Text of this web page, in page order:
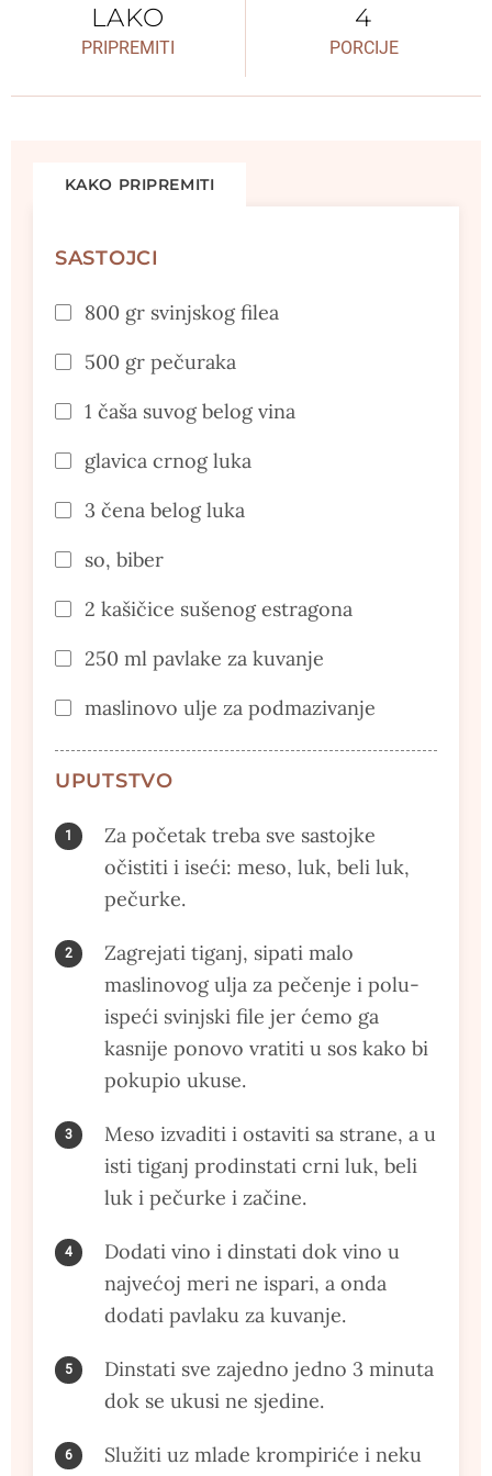
LAKO
PRIPREMITI
4
PORCIJE
KAKO PRIPREMITI
SASTOJCI
800 gr svinjskog filea
500 gr pečuraka
1 čaša suvog belog vina
glavica crnog luka
3 čena belog luka
so, biber
2 kašičice sušenog estragona
250 ml pavlake za kuvanje
maslinovo ulje za podmazivanje
UPUTSTVO
Za početak treba sve sastojke
očistiti i iseći: meso, luk, beli luk,
pečurke.
Zagrejati tiganj, sipati malo
maslinovog ulja za pečenje i polu-
ispeći svinjski file jer ćemo ga
kasnije ponovo vratiti u sos kako bi
pokupio ukuse.
Meso izvaditi i ostaviti sa strane, a u
isti tiganj prodinstati crni luk, beli
luk i pečurke i začine.
Dodati vino i dinstati dok vino u
najvećoj meri ne ispari, a onda
dodati pavlaku za kuvanje.
Dinstati sve zajedno jedno 3 minuta
dok se ukusi ne sjedine.
Služiti uz mlade krompiriće i neku